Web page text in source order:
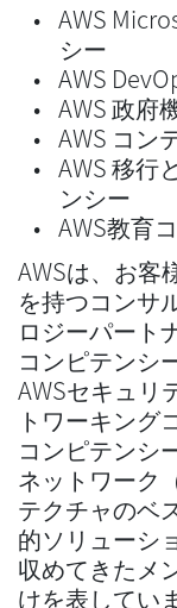
AWS
シー
AWS
AWS 政府
AWS コン
AWS 移行
ンシー
AWS教育
AWSは、お客
を持つコンサ
ロジーパート
コンピテンシ
AWSセキュリ
トワーキング
コンピテンシ
ネットワーク
テクチャのベ
的ソリューシ
収めてきたメ
けを表してい